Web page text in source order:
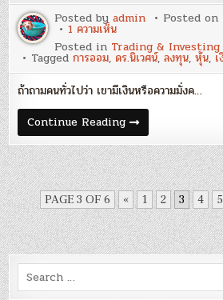
Posted byadmin Posted on
1 ความเห็นบน
ความ
มั่งคั่ง
ของ
มนุษย์
เงิน
เดือน
:
ดร.นิเวศน์
เหม
วชิร
ว
รากร
Posted in Trading & Investing
Taggedการออม, ดร.นิเวศน์,ลงทุน,หุ้น,
ถ้าถามคนทั่วไปว่า เขามีเงินหรือความมั่งค…
Continue Readingความ
มั่งคั่ง
ของ
มนุษย์
เงิน
เดือน
:
ดร.นิเวศน์
เหม
วชิร
ว
รากร
PAGE 3 OF 6 « 1 2 3 4 5
Search
for: